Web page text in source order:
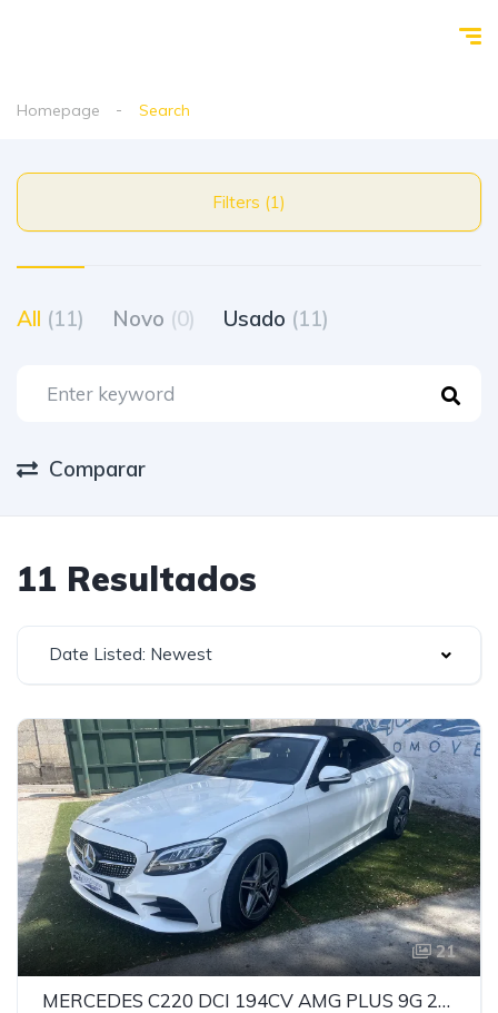
Homepage Search
Filters (1)
All (11) Novo (0) Usado (11)
Comparar
11 Resultados
Date Listed: Newest
21
MERCEDES C220 DCI 194CV AMG PLUS 9G 2019